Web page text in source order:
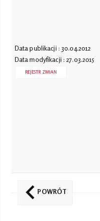
Data publikacji : 30.04.2012
Data modyfikacji : 27.03.2015
REJESTR ZMIAN
POWRÓT